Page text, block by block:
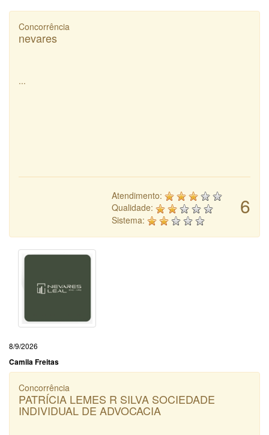
Concorrência
nevares
...
6
Atendimento:
Qualidade:
Sistema:
8/9/2026
Camila Freitas
Concorrência
PATRÍCIA LEMES R SILVA SOCIEDADE
INDIVIDUAL DE ADVOCACIA